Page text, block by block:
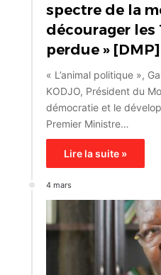
spectre de la
décourager les
perdue » [DMP]
« L’animal politique »,
KODJO, Président du
démocratie et le
Premier Ministre…
Lire la suite »
4 mars